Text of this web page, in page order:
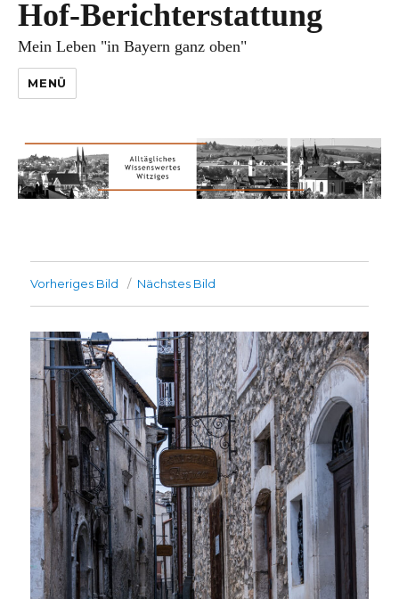
Hof-Berichterstattung
Mein Leben "in Bayern ganz oben"
MENÜ
Vorheriges Bild Nächstes Bild